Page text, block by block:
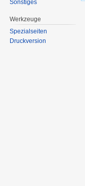
Sonstiges
Werkzeuge
Spezialseiten
Druckversion